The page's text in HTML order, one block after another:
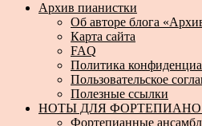
Архив пианистки
Об авторе блога
Карта сайта
FAQ
Политика
Пользовательское
Полезные ссылки
НОТЫ ДЛЯ ФОРТЕПИАНО
Фортепианные